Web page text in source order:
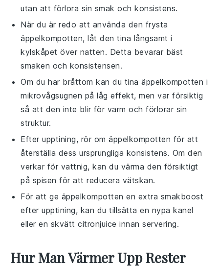
utan att förlora sin smak och konsistens.
När du är redo att använda den frysta
äppelkompotten, låt den tina långsamt i
kylskåpet över natten. Detta bevarar bäst
smaken och konsistensen.
Om du har bråttom kan du tinaäppelkompotten i
mikrovågsugnen på låg effekt, men var försiktig
så att den inte blir för varm och förlorar sin
struktur.
Efter upptining, rör omäppelkompotten för att
återställa dess ursprungliga konsistens. Om den
verkar för vattnig, kan du värma den försiktigt
på spisen för att reducera vätskan.
För att ge äppelkompotten en extra smakboost
efter upptining, kan du tillsätta en nypakanel
eller en skvättcitronjuice innan servering.
Hur Man Värmer Upp Rester